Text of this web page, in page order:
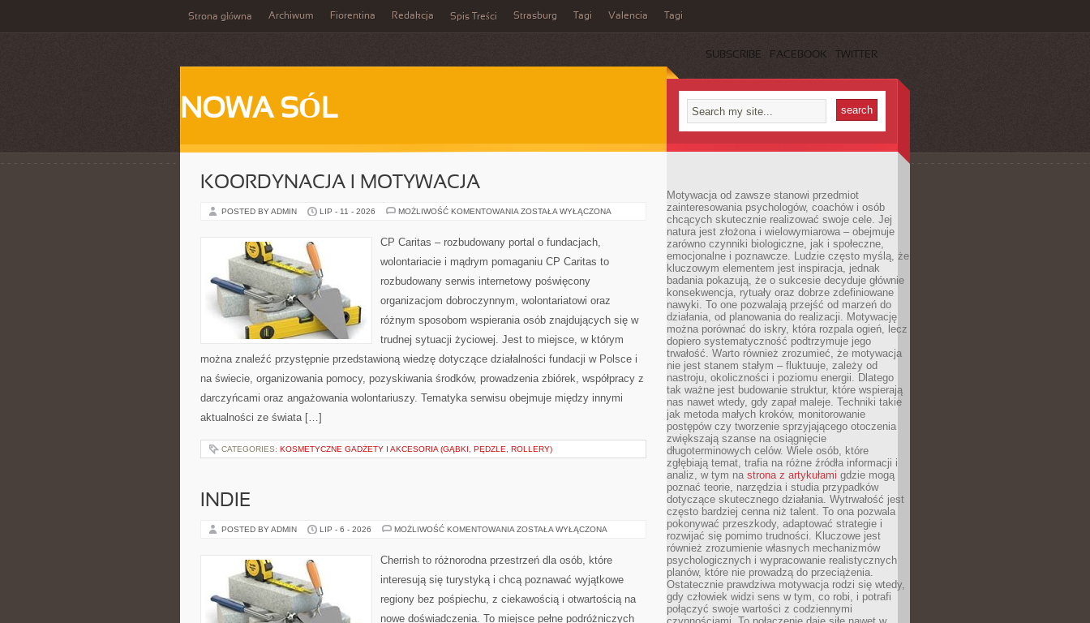
Strona główna Archiwum Fiorentina Redakcja Spis Treści Strasburg Tagi Valencia Tagi
SUBSCRIBE FACEBOOK TWITTER
NOWA SÓL
KOORDYNACJA I MOTYWACJA
POSTED BY ADMIN LIP - 11 - 2026 MOŻLIWOŚĆ KOMENTOWANIA KOORDYNACJA
ZOSTAŁA WYŁĄCZONA
CP Caritas – rozbudowany portal o fundacjach,
wolontariacie i mądrym pomaganiu CP Caritas to
rozbudowany serwis internetowy poświęcony
organizacjom dobroczynnym, wolontariatowi oraz
różnym sposobom wspierania osób znajdujących się w
trudnej sytuacji życiowej. Jest to miejsce, w którym
można znaleźć przystępnie przedstawioną wiedzę dotyczące działalności fundacji w Polsce i
na świecie, organizowania pomocy, pozyskiwania środków, prowadzenia zbiórek, współpracy z
darczyńcami oraz angażowania wolontariuszy. Tematyka serwisu obejmuje między innymi
aktualności ze świata […]
CATEGORIES: KOSMETYCZNE GADŻETY I AKCESORIA (GĄBKI, PĘDZLE, ROLLERY)
INDIE
POSTED BY ADMIN LIP - 6 - 2026 MOŻLIWOŚĆ KOMENTOWANIA INDIE
ZOSTAŁA WYŁĄCZONA
Cherrish to różnorodna przestrzeń dla osób, które
interesują się turystyką i chcą poznawać wyjątkowe
regiony bez pośpiechu, z ciekawością i otwartością na
nowe doświadczenia. To miejsce pełne podróżniczych
Motywacja od zawsze stanowi przedmiot
zainteresowania psychologów, coachów i osób
chcących skutecznie realizować swoje cele. Jej
natura jest złożona i wielowymiarowa – obejmuje
zarówno czynniki biologiczne, jak i społeczne,
emocjonalne i poznawcze. Ludzie często myślą, że
kluczowym elementem jest inspiracja, jednak
badania pokazują, że o sukcesie decyduje głównie
konsekwencja, rytuały oraz dobrze zdefiniowane
nawyki. To one pozwalają przejść od marzeń do
działania, od planowania do realizacji. Motywację
można porównać do iskry, która rozpala ogień, lecz
dopiero systematyczność podtrzymuje jego
trwałość. Warto również zrozumieć, że motywacja
nie jest stanem stałym – fluktuuje, zależy od
nastroju, okoliczności i poziomu energii. Dlatego
tak ważne jest budowanie struktur, które wspierają
nas nawet wtedy, gdy zapał maleje. Techniki takie
jak metoda małych kroków, monitorowanie
postępów czy tworzenie sprzyjającego otoczenia
zwiększają szanse na osiągnięcie
długoterminowych celów. Wiele osób, które
zgłębiają temat, trafia na różne źródła informacji i
analiz, w tym na strona z artykułami gdzie mogą
poznać teorie, narzędzia i studia przypadków
dotyczące skutecznego działania. Wytrwałość jest
często bardziej cenna niż talent. To ona pozwala
pokonywać przeszkody, adaptować strategie i
rozwijać się pomimo trudności. Kluczowe jest
również zrozumienie własnych mechanizmów
psychologicznych i wypracowanie realistycznych
planów, które nie prowadzą do przeciążenia.
Ostatecznie prawdziwa motywacja rodzi się wtedy,
gdy człowiek widzi sens w tym, co robi, i potrafi
połączyć swoje wartości z codziennymi